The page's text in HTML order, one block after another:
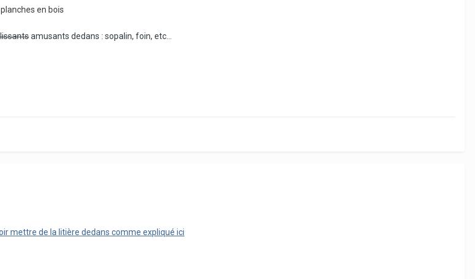
en bois
amusants dedans : sopalin, foin, etc...
mettre de la litière dedans comme expliqué ici